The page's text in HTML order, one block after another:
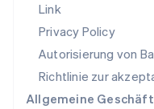
Link
Privacy Policy
Autorisierung von
Richtlinie zur
Allgemeine
Slowenien
English Italiano
China
English简体中文
Spanien